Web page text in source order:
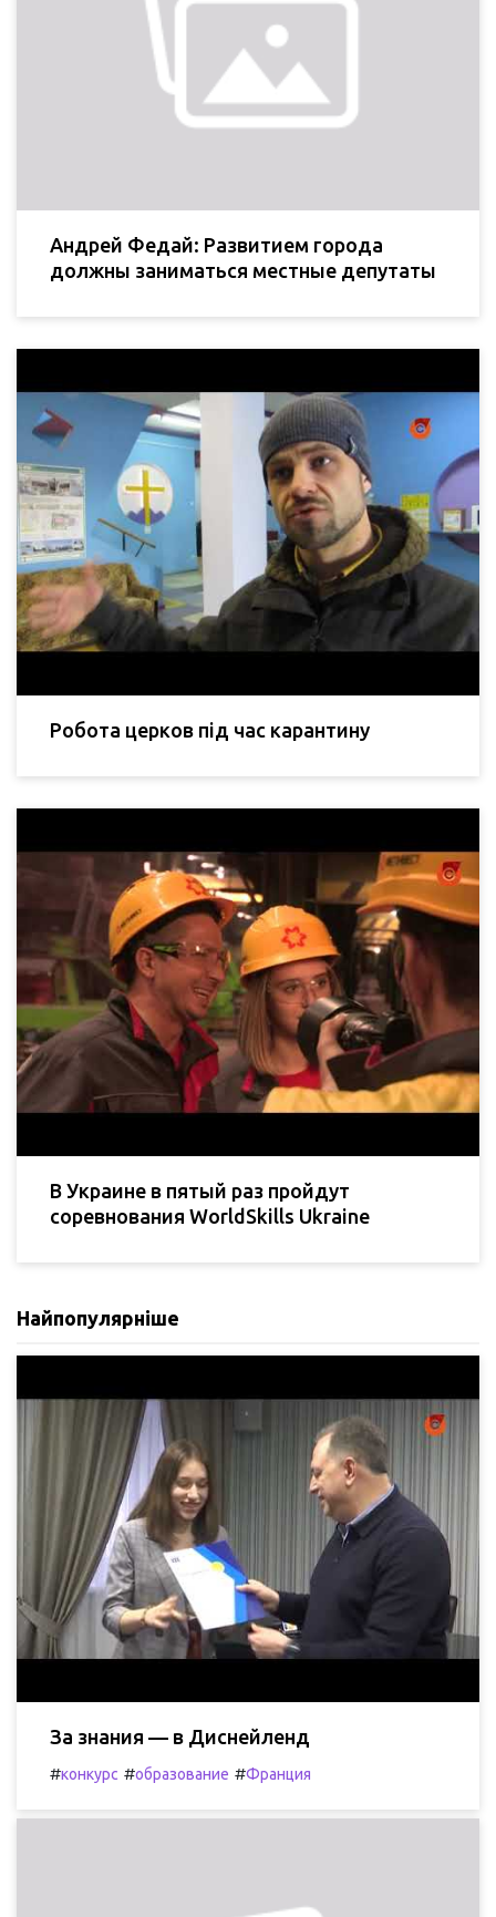
Андрей Федай: Развитием города
должны заниматься местные депутаты
Робота церков під час карантину
В Украине в пятый раз пройдут
соревнования WorldSkills Ukraine
Найпопулярніше
За знания — в Диснейленд
#конкурс #образование #Франция